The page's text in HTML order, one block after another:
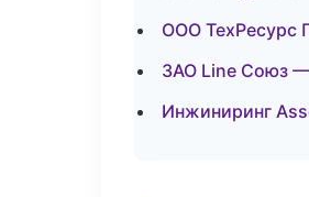
ООО ТехРесурс
ЗАО Line Союз
Инжиниринг